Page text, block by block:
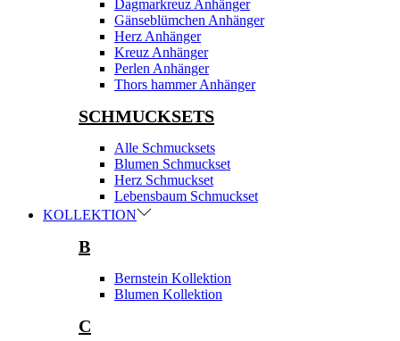
Dagmarkreuz Anhänger
Gänseblümchen Anhänger
Herz Anhänger
Kreuz Anhänger
Perlen Anhänger
Thors hammer Anhänger
SCHMUCKSETS
Alle Schmucksets
Blumen Schmuckset
Herz Schmuckset
Lebensbaum Schmuckset
KOLLEKTION
B
Bernstein Kollektion
Blumen Kollektion
C